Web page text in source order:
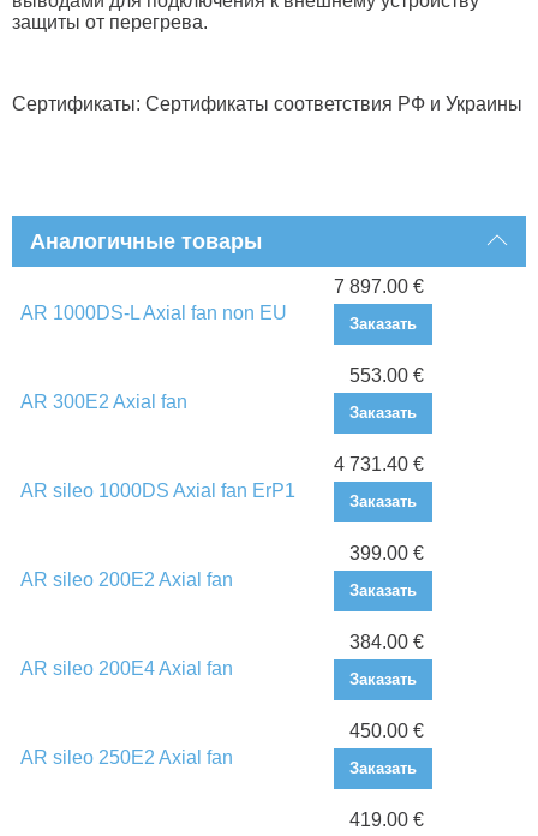
защиты от перегрева.
Сертификаты: Сертификаты соответствия РФ и Украины
Аналогичные товары
AR 1000DS-L Axial fan non EU
7 897.00 €
Заказать
AR 300E2 Axial fan
553.00 €
Заказать
AR sileo 1000DS Axial fan ErP1
4 731.40 €
Заказать
AR sileo 200E2 Axial fan
399.00 €
Заказать
AR sileo 200E4 Axial fan
384.00 €
Заказать
AR sileo 250E2 Axial fan
450.00 €
Заказать
419.00 €